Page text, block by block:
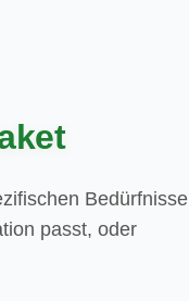
Bedürfnisse
passt, oder